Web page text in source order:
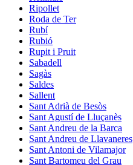
Ripollet
Roda de Ter
Rubí
Rubió
Rupit i Pruit
Sabadell
Sagàs
Saldes
Sallent
Sant Adrià de Besòs
Sant Agustí de Lluçanès
Sant Andreu de la Barca
Sant Andreu de Llavaneres
Sant Antoni de Vilamajor
Sant Bartomeu del Grau